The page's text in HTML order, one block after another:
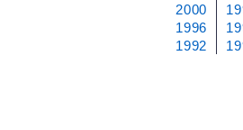
2000
1996
1992